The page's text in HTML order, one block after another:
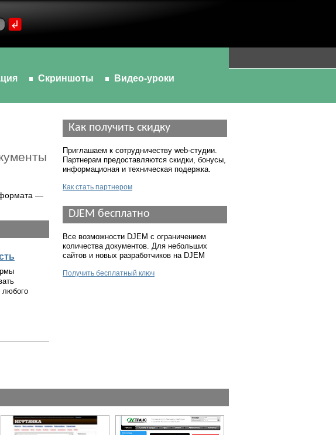
Скриншоты
Видео-уроки
формата —
любого
Как получить скидку
Приглашаем к сотрудничеству web-студии.
Партнерам предоставляются скидки, бонусы,
информационая и техническая подержка.
Как стать партнером
DJEM бесплатно
Все возможности DJEM с ограничением
количества документов. Для небольших
сайтов и новых разработчиков на DJEM
Получить бесплатный ключ